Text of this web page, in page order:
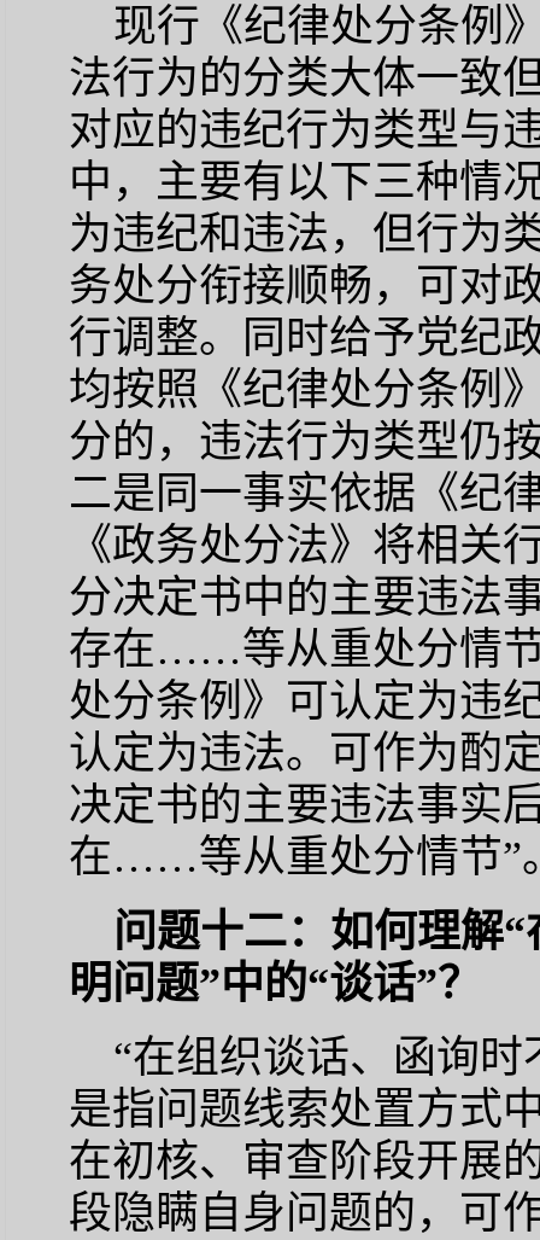
现行《纪律处分条例
法行为的分类大体一致
对应的违纪行为类型与
中，主要有以下三种情
为违纪和违法，但行为
务处分衔接顺畅，可对
行调整。同时给予党纪
均按照《纪律处分条例
分的，违法行为类型仍
二是同一事实依据《纪
《政务处分法》将相关
分决定书中的主要违法
存在……等从重处分情
处分条例》可认定为违
认定为违法。可作为酌
决定书的主要违法事实
在……等从重处分情节”
问题十二：如何理解
明问题”中的“谈话”？
“在组织谈话、函询时
是指问题线索处置方式
在初核、审查阶段开展
段隐瞒自身问题的，可